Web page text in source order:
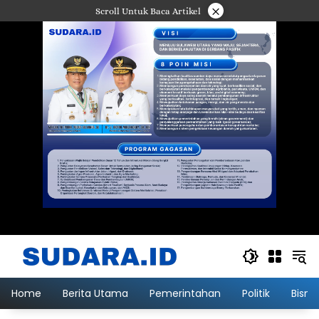
ke
Scroll Untuk Baca Artikel ×
Home Berita Utama Pemerintahan Politik